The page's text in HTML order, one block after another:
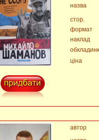
назва
стор.
формат
наклад
ціна
автор